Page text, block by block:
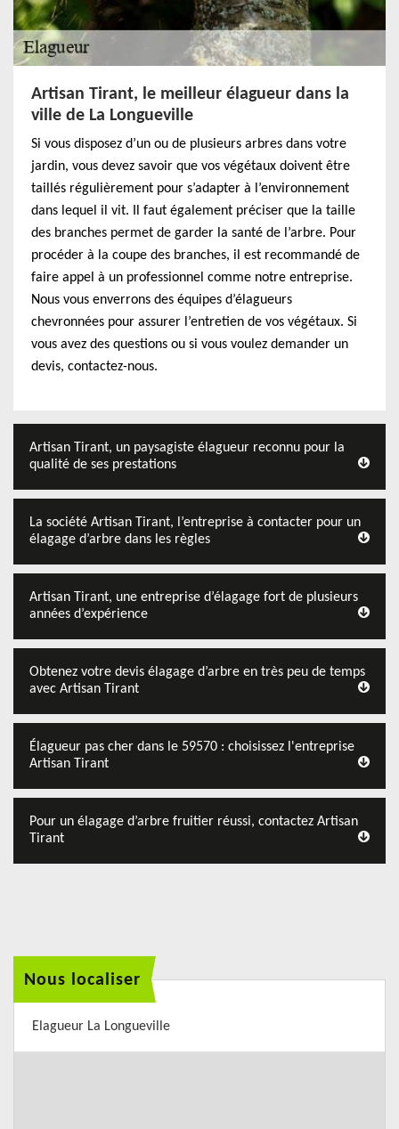
Artisan Tirant, le meilleur élagueur dans la
ville de La Longueville
Si vous disposez d’un ou de plusieurs arbres dans votre
jardin, vous devez savoir que vos végétaux doivent être
taillés régulièrement pour s’adapter à l’environnement
dans lequel il vit. Il faut également préciser que la taille
des branches permet de garder la santé de l’arbre. Pour
procéder à la coupe des branches, il est recommandé de
faire appel à un professionnel comme notre entreprise.
Nous vous enverrons des équipes d’élagueurs
chevronnées pour assurer l’entretien de vos végétaux. Si
vous avez des questions ou si vous voulez demander un
devis, contactez-nous.
Artisan Tirant, un paysagiste élagueur reconnu pour la
qualité de ses prestations
La société Artisan Tirant, l’entreprise à contacter pour un
élagage d’arbre dans les règles
Artisan Tirant, une entreprise d’élagage fort de plusieurs
années d’expérience
Obtenez votre devis élagage d’arbre en très peu de temps
avec Artisan Tirant
Élagueur pas cher dans le 59570 : choisissez l'entreprise
Artisan Tirant
Pour un élagage d’arbre fruitier réussi, contactez Artisan
Tirant
Nous localiser
Elagueur La Longueville